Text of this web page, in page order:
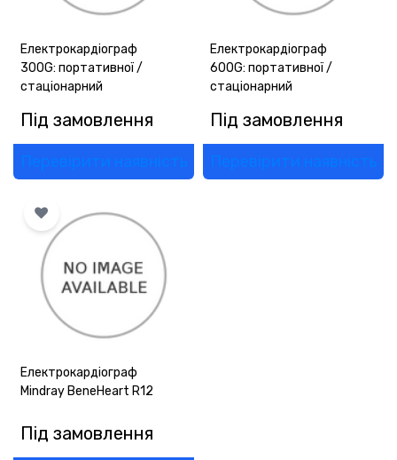
Електрокардіограф
300G: портативної /
стаціонарний
Під замовлення
Перевірити наявність
Електрокардіограф
600G: портативної /
стаціонарний
Під замовлення
Перевірити наявність
Електрокардіограф
Mindray BeneHeart R12
Під замовлення